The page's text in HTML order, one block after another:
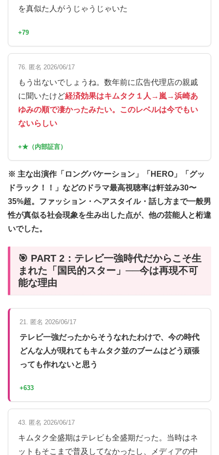
を真似た人がうじゃうじゃいた
+79
76. 匿名 2026/06/17
もう出ないでしょうね。数年前に広告代理店の親戚
に聞いたけど経済効果はキムタク１人→嵐→浜崎あ
ゆみの順で凄かったみたい。このレベルは今でもい
ないらしい
+★（内部証言）
※ 主な出演作「ロングバケーション」「HERO」「グッ
ドラック！！」などのドラマ最高視聴率は軒並み30〜
35%超。ファッション・ヘアスタイル・話し方まで一般男
性が真似る社会現象を生み出した点が、他の芸能人と桁違
いでした。
🎯 PART 2：テレビ一強時代だからこそ生
まれた「国民的スター」──今は再現不可
能な理由
21. 匿名 2026/06/17
テレビ一強だったからそうなれたわけで、今の時代
どんな人が現れてもキムタク並のブームはどう頑張
っても作れないと思う
+633
43. 匿名 2026/06/17
キムタク全盛期はテレビも全盛期だった。当時はネ
ットもそこまで普及してなかったし、メディアの中